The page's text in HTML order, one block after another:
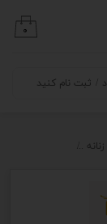
ثبت نام کنید
۰